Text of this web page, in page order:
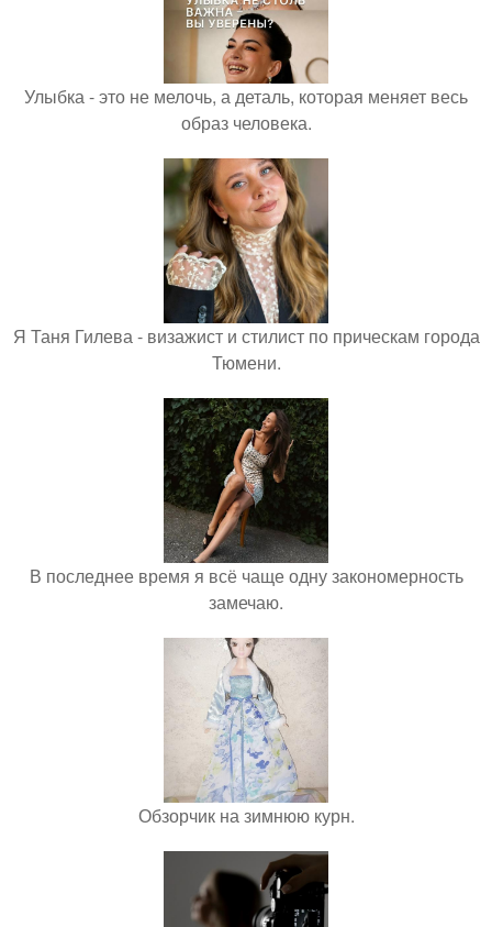
Улыбка - это не мелочь, а деталь, которая меняет весь
образ человека.
Я Таня Гилева - визажист и стилист по прическам города
Тюмени.
В последнее время я всё чаще одну закономерность
замечаю.
Обзорчик на зимнюю курн.